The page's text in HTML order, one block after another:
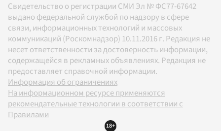
Свидетельство о регистрации СМИ Эл № ФС77-67642
выдано федеральной службой по надзору в сфере
связи, информационных технологий и массовых
коммуникаций (Роскомнадзор) 10.11.2016 г. Редакция не
несет ответственности за достоверность информации,
содержащейся в рекламных объявлениях. Редакция не
предоставляет справочной информации.
Информация об ограничениях
На информационном ресурсе применяются
рекомендательные технологии в соответствии с
Правилами
18+